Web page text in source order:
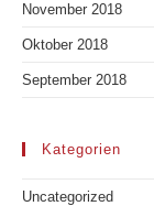
November 2018
Oktober 2018
September 2018
Kategorien
Uncategorized